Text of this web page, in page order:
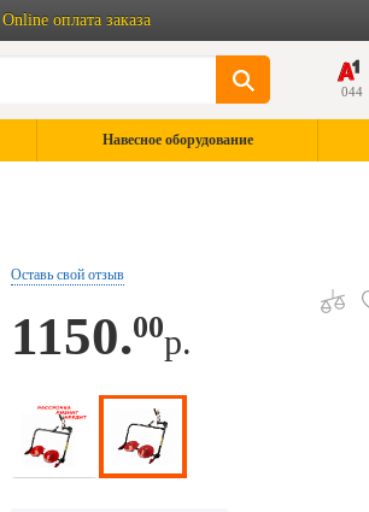
Online оплата заказа
044
Навесное оборудование
Оставь свой отзыв
1150.00р.